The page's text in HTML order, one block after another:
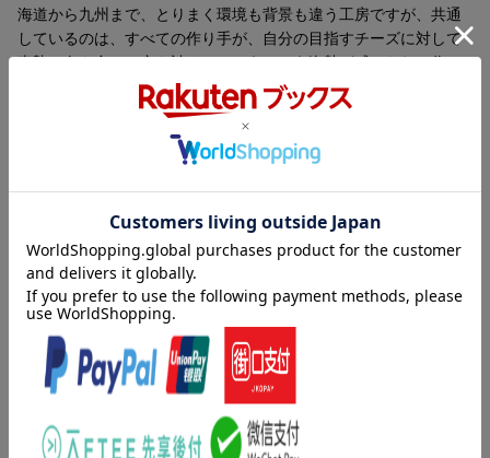
海道から九州まで、とりまく環境も背景も違う工房ですが、共通
しているのは、すべての作り手が、自分の目指すチーズに対して
真摯に向き合い、突き詰めていこうという姿勢が感じられ、作る
チーズにその人柄が表れていること。ミルクを生み出す動物、育
てる酪農家、ミルクの良さを存分に引き出すための努力を惜しま
ない作り手たち。そうした人と自然が作り出す、おいしい日本の
ナチュラルチーズの入門書です。
チーズ＆チーズ工房案内
チーズのデータの見方
●北海道
ノースプレインファーム（北海道・興部町）
チーズ工房チカプ（北海道・根室市）
鶴居村農畜産物加工施設 酪楽館（北海道・鶴居村）
共働学舎新得農場（北海道・新得町）
十勝千年の森（ランラン・ファーム）（北海道・清水町）
ニセコチーズ工房（北海道・ニセコ町）
山田農場 チーズ工房（北海道・七飯町）
内容紹介（「BOOK」データベースより）
日本のナチュラルチーズの進化を感じさせる、２０の工房のスト
ーリー。
目次（「BOOK」データベースより）
日本のナチュラルチーズの基礎知識／チーズ＆チーズ工房案内
（北海道／東北／関東／中部／中国／九州）／Ｌｅｔ’ｓチーズテ
イスティング！